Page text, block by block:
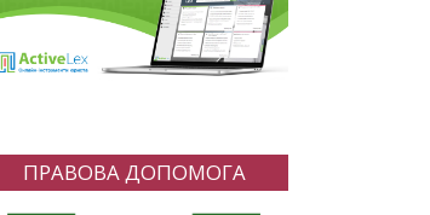
ПРАВОВА ДОПОМОГА